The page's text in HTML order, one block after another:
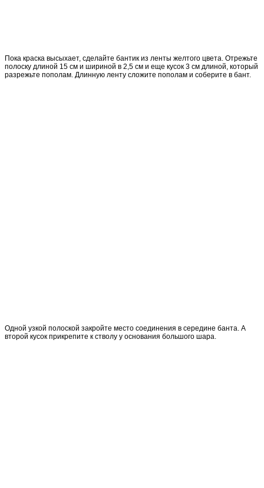
Пока краска высыхает, сделайте бантик из ленты желтого цвета. Отрежьте
полоску длиной 15 см и шириной в 2,5 см и еще кусок 3 см длиной, который
разрежьте пополам. Длинную ленту сложите пополам и соберите в бант.
Одной узкой полоской закройте место соединения в середине банта. А
второй кусок прикрепите к стволу у основания большого шара.